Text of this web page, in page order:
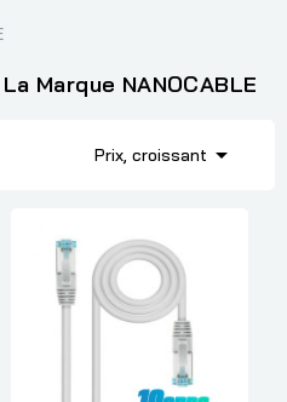
Marque NANOCABLE
Prix, croissant 